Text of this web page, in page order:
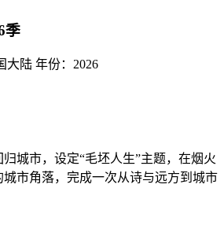
季
大陆 年份： 2026
城市，设定“毛坯人生”主题，在烟火
市角落，完成一次从诗与远方到城市